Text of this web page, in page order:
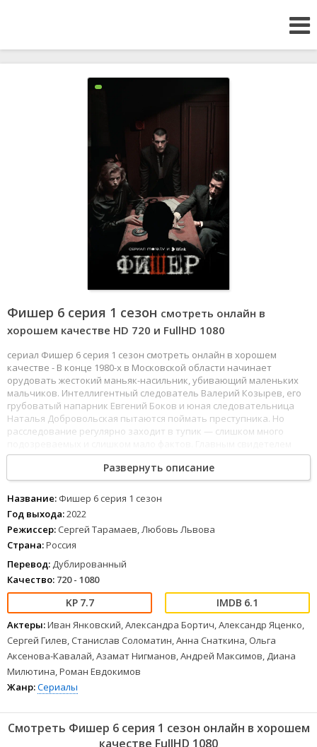
Фишер 6 серия 1 сезон смотреть онлайн в
хорошем качестве HD 720 и FullHD 1080
сериал Фишер 6 серия 1 сезон смотреть онлайн в хорошем
качестве - В конце 1980-х в Московской области начинает
орудовать жестокий маньяк-насильник, убивающий маленьких
мальчиков. Интеллигентный следователь Валерий Козырев, его
грубоватый напарник Евгений Боков и юная следовательница
Наталья Добровольская пытаются поймать преступника. Но
расследование регулярно заходит в тупик — слишком много
становится школьник, который лично знал одну из жертв. Но у
мальчика слишком богатая фантазия — существует ли описанный
им «Фишер» на самом деле? Это дело на рубеже двух эпох —
конца Советского Союза и начала России — навсегда изменит
всех, кого оно коснулось.
119120121 122123 124125 126 127128129130131
136Фишер 6 серия 1 сезон (2022) можно смотреть онлайн в
хорошем качестве Full HD 1080 и 4к с дублированным переводом
и отличным звуком.
Развернуть описание
Название: Фишер 6 серия 1 сезон
Год выхода:2022
Режиссер: Сергей Тарамаев, Любовь Львова
Страна:Россия
Перевод: Дублированный
Качество: 720 - 1080
7.7 6.1
Актеры:Иван Янковский, Александра Бортич, Александр Яценко,
Сергей Гилев, Станислав Соломатин, Анна Снаткина, Ольга
Аксенова-Кавалай, Азамат Нигманов, Андрей Максимов, Диана
Милютина, Роман Евдокимов
Жанр:Сериалы
Смотреть Фишер 6 серия 1 сезон онлайн в хорошем
качестве FullHD 1080